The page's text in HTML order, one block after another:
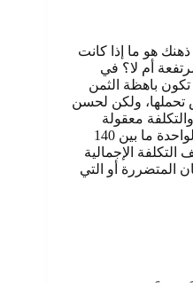
ذهنك هو ما إذا كانت
أم لا؟ في
تكون باهظة الثمن
تحملها، ولكن لحسن
معقولة
ومناسبة، حيث أن سعر القشرة الواحدة ما بين 140
التكلفة الإجمالية
أو التي